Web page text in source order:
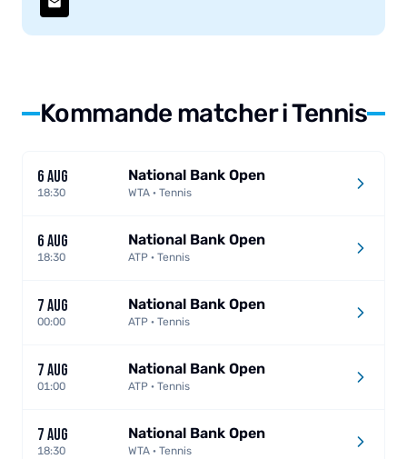
Kommande matcher i Tennis
6 AUG
18:30
National Bank Open
WTA · Tennis
6 AUG
18:30
National Bank Open
ATP · Tennis
7 AUG
00:00
National Bank Open
ATP · Tennis
7 AUG
01:00
National Bank Open
ATP · Tennis
7 AUG
18:30
National Bank Open
WTA · Tennis